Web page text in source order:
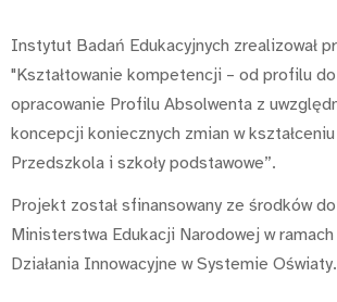
Instytut Badań Edukacyjnych zrealizował
"Kształtowanie kompetencji – od profilu
opracowanie Profilu Absolwenta z
koncepcji koniecznych zmian w
Przedszkola i szkoły podstawowe”.
Projekt został sfinansowany ze środków
Ministerstwa Edukacji Narodowej w
Działania Innowacyjne w Systemie Oświaty.